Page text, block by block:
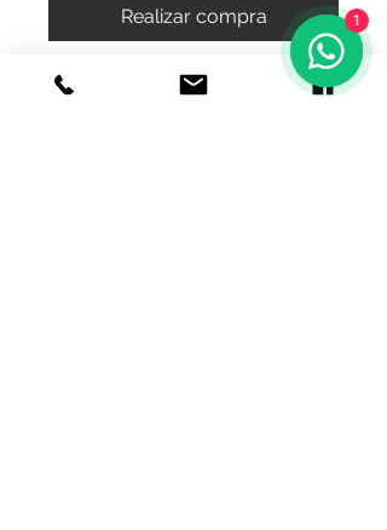
Realizar compra
bonitos y elegantes broquel de
1